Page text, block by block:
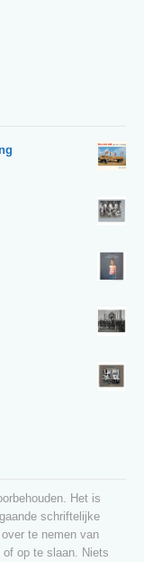
Het is
schriftelijke
te nemen van
of op te slaan. Niets